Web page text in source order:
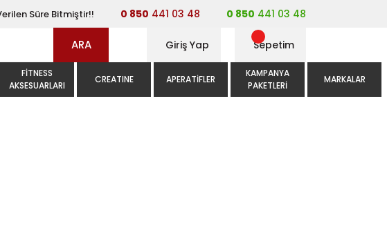
Süre Bitmiştir!! 0 850 441 03 48 0 850 441 03 48
ARA Giriş Yap Sepetim
FITNESS
AKSESUARLARI
CREATINE APERATIFLER
KAMPANYA
PAKETLERI
MARKALAR